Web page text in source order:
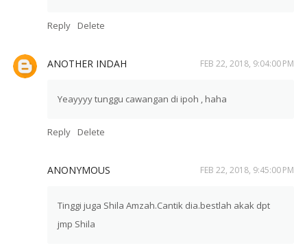
Reply Delete
ANOTHER INDAH FEB 22, 2018, 9:04:00 PM
Yeayyyy tunggu cawangan di ipoh , haha
Reply Delete
ANONYMOUS FEB 22, 2018, 9:45:00 PM
Tinggi juga Shila Amzah.Cantik dia.bestlah akak dpt
jmp Shila